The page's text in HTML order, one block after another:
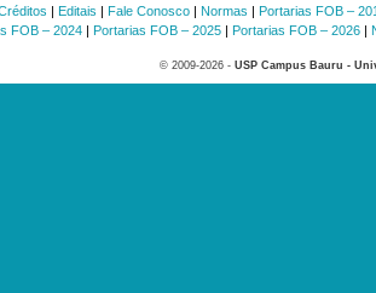
| Editais | Fale Conosco| Normas | Portarias FOB –
FOB – 2024| Portarias FOB – 2025| Portarias FOB – 2026|
© 2009-2026 - USP Campus Bauru -